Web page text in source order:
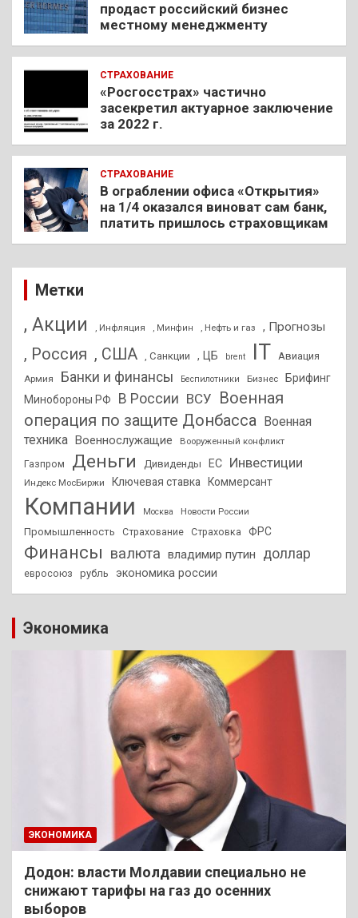
продаст российский бизнес
местному менеджменту
СТРАХОВАНИЕ
«Росгосстрах» частично
засекретил актуарное заключение
за 2022 г.
СТРАХОВАНИЕ
В ограблении офиса «Открытия»
на 1/4 оказался виноват сам банк,
платить пришлось страховщикам
Метки
, Акции , Инфляция , Минфин , Нефть и газ , Прогнозы
, Россия , США , Санкции , ЦБ brent IT Авиация
Армия Банки и финансы Беспилотники Бизнес
Брифинг
Минобороны РФ
В России ВСУ Военная
операция по защите Донбасса
Военная
техника
Военнослужащие Вооруженный конфликт
Газпром Деньги Дивиденды ЕС Инвестиции
Индекс МосБиржи Ключевая ставка Коммерсант
Компании Москва Новости России
Промышленность Страхование Страховка ФРС
Финансы валюта владимир путин доллар
евросоюз рубль экономика россии
Экономика
ЭКОНОМИКА
Додон: власти Молдавии специально не
снижают тарифы на газ до осенних
выборов